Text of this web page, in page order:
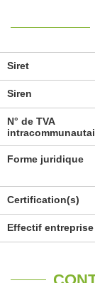
Siret
Siren
N° de TVA
Forme juridique
Certification(s)
Effectif entreprise